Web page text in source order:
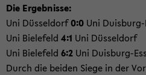
Die Er­geb­nis­se:
Uni Düs­sel­dorf0:0 Uni Duisburg-​
Uni Bie­le­feld 4:1 Uni Düs­sel­dorf
Uni Bie­le­feld 6:2 Uni Duisburg-​
Durch die bei­den Siege in der